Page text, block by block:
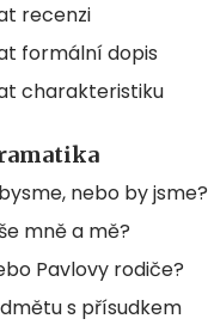
recenzi
formální dopis
charakteristiku
nebo by jsme?
mně a mě?
Pavlovy rodiče?
s přísudkem